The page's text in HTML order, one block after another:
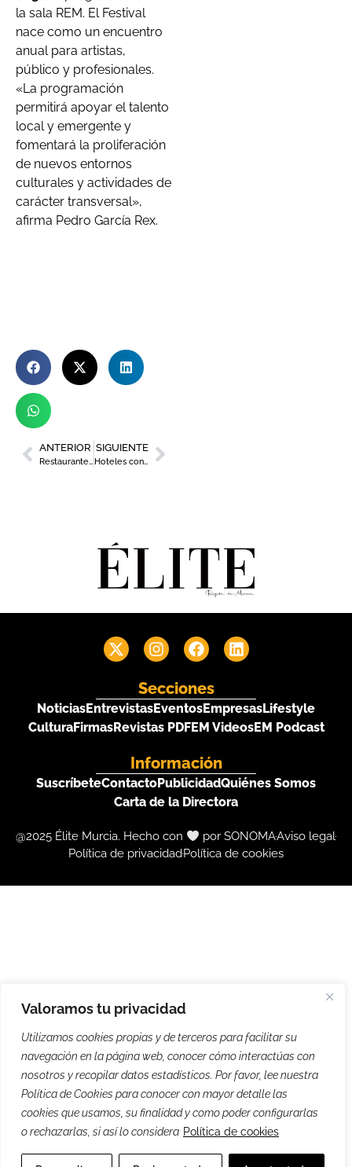
Valoramos tu privacidad
Utilizamos cookies propias y de terceros para facilitar su
navegación en la página web, conocer cómo interactúas con
nosotros y recopilar datos estadísticos. Por favor, lee nuestra
Política de Cookies para conocer con mayor detalle las
cookies que usamos, su finalidad y como poder configurarlas
o rechazarlas, si así lo considera Política de cookies
la sala REM. El Festival
nace como un encuentro
anual para artistas,
público y profesionales.
«La programación
permitirá apoyar el talento
local y emergente y
fomentará la proliferación
de nuevos entornos
culturales y actividades de
carácter transversal»,
afirma Pedro García Rex.
ANTERIOR
Restaurante Asia en la Manga Club
SIGUIENTE
Hoteles con encanto muy cerca de la Región de Murcia
Secciones
NoticiasEntrevistasEventosEmpresasLifestyle
CulturaFirmasRevistas PDFEM VideosEM Podcast
Información
SuscríbeteContactoPublicidadQuiénes Somos
Carta de la Directora
@2025 Élite Murcia. Hecho con por SONOMAAviso legal
Política de privacidadPolítica de cookies